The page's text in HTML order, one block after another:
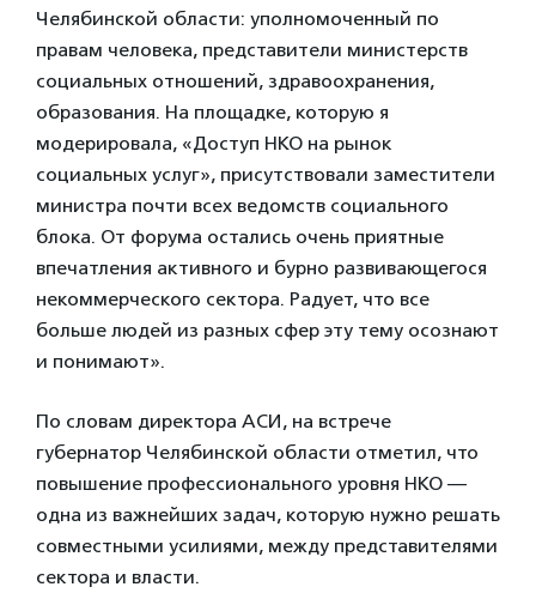
Челябинской области: уполномоченный по
правам человека, представители министерств
социальных отношений, здравоохранения,
образования. На площадке, которую я
модерировала, «Доступ НКО на рынок
социальных услуг», присутствовали заместители
министра почти всех ведомств социального
блока. От форума остались очень приятные
впечатления активного и бурно развивающегося
некоммерческого сектора. Радует, что все
больше людей из разных сфер эту тему осознают
и понимают».
По словам директора АСИ, на встрече
губернатор Челябинской области отметил, что
повышение профессионального уровня НКО —
одна из важнейших задач, которую нужно решать
совместными усилиями, между представителями
сектора и власти.